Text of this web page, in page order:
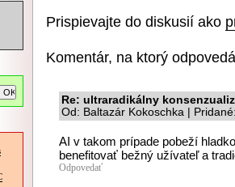
Prispievajte do diskusií ako
Komentár, na ktorý
Re: ultraradikálny
Od: Baltazár Kokoschka |
AI v takom prípade pobeží
benefitovať bežný užívateľ a
Odpovedať